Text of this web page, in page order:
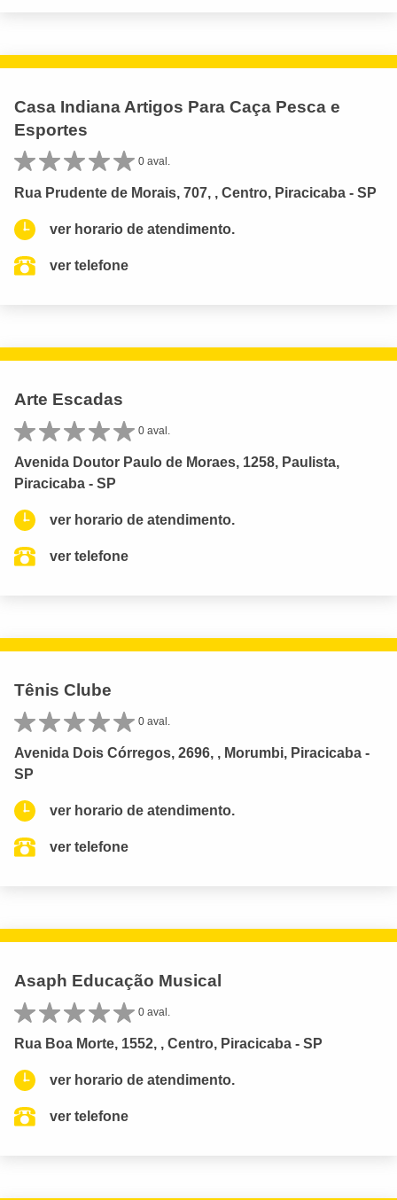
Casa Indiana Artigos Para Caça Pesca e
Esportes
0 aval.
Rua Prudente de Morais, 707, , Centro, Piracicaba - SP
ver horario de atendimento.
ver telefone
Arte Escadas
0 aval.
Avenida Doutor Paulo de Moraes, 1258, Paulista,
Piracicaba - SP
ver horario de atendimento.
ver telefone
Tênis Clube
0 aval.
Avenida Dois Córregos, 2696, , Morumbi, Piracicaba -
SP
ver horario de atendimento.
ver telefone
Asaph Educação Musical
0 aval.
Rua Boa Morte, 1552, , Centro, Piracicaba - SP
ver horario de atendimento.
ver telefone